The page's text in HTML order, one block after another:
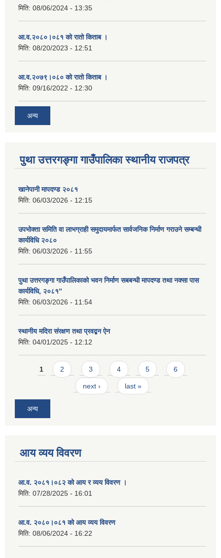
मिति: 08/06/2024 - 13:35
आ.व.२०८०।०८१ को रातो किताब ।
मिति: 08/20/2023 - 12:51
आ.व.२०७९।०८० को रातो किताब ।
मिति: 09/16/2022 - 12:30
अन्य
पुथा उत्तरगङ्गा गाउँपालिका स्थानीय राजपत्र
खानेपानी मापदण्ड २०८१
मिति: 06/03/2026 - 12:15
उपभोक्ता समिति वा लाभग्राही समुदायमार्फत सार्वजनिक निर्माण गराउने सम्बन्धी
कार्यविधि २०८०
मिति: 06/03/2026 - 11:55
पुथा उत्तरगङ्गा गाउँपालिकाको भवन निर्माण सबबन्धी मापदण्ड तथा नक्सा पास
कार्यविधि, २०८१”
मिति: 06/03/2026 - 11:54
स्थानीय मदिरा संरक्षण तथा प्रवद्बन ऐन
मिति: 04/01/2025 - 12:12
Pages
1 2 3 4 5 6
next › last »
अन्य
आय व्यय विवरण
आ.व. २०८१।०८२ को आय र व्यय विवरण ।
मिति: 07/28/2025 - 16:01
आ.व. २०८०।०८१ को आय व्यय विवरण
मिति: 08/06/2024 - 16:22